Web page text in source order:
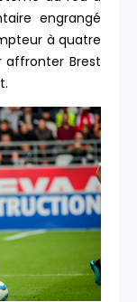
engrangé
à quatre
affronter Brest